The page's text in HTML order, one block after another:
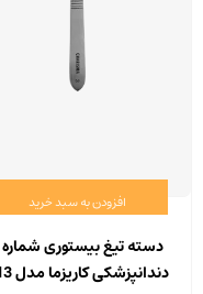
افزودن به سبد خرید
دندانپزشکی کاریزما مدل 013